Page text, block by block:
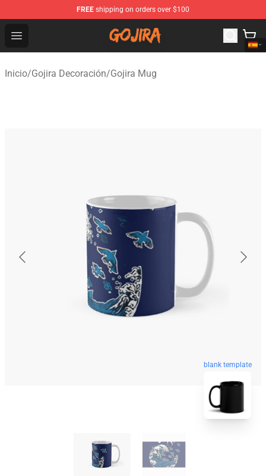
FREE shipping on orders over $100
Open menu
Gojira Shop - Official Gojira Merchandise Store
Inicio/Gojira Decoración/Gojira Mug
blank template